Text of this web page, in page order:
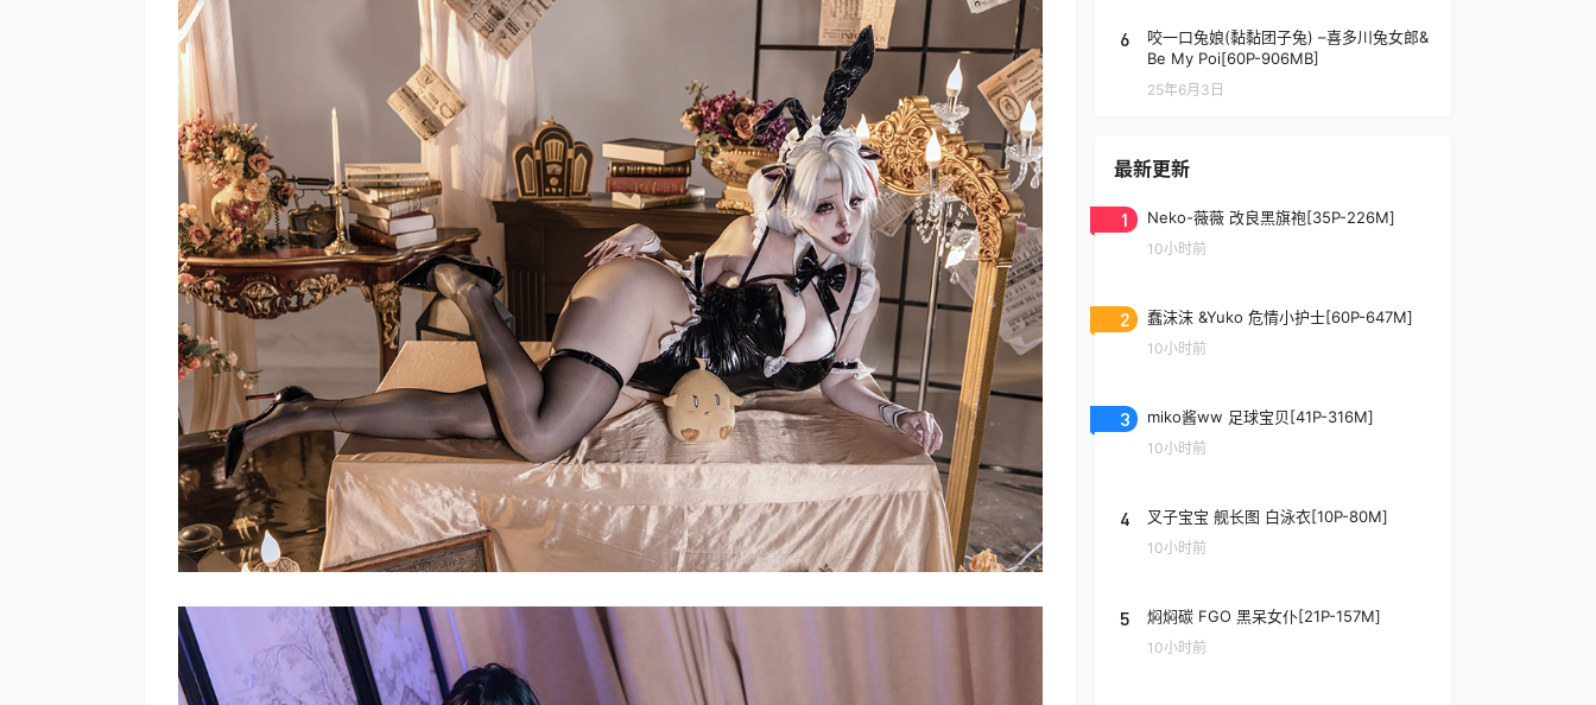
6
咬一口兔娘(黏黏团子兔) –喜多川兔女郎&
Be My Poi[60P-906MB]
25年6月3日
最新更新
1 Neko-薇薇 改良黑旗袍[35P-226M]
10小时前
2 蠢沫沫 &Yuko 危情小护士[60P-647M]
10小时前
3 miko酱ww 足球宝贝[41P-316M]
10小时前
4 叉子宝宝 舰长图 白泳衣[10P-80M]
10小时前
5 焖焖碳 FGO 黑呆女仆[21P-157M]
10小时前